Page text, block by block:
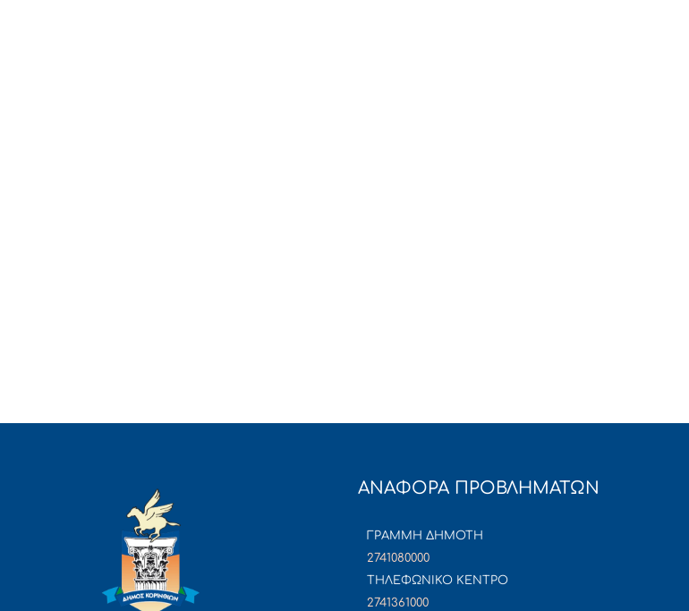
ΑΝΑΦΟΡΑ ΠΡΟΒΛΗΜΑΤΩΝ
ΓΡΑΜΜΗ ΔΗΜΟΤΗ
2741080000
ΤΗΛΕΦΩΝΙΚΟ ΚΕΝΤΡΟ
2741361000